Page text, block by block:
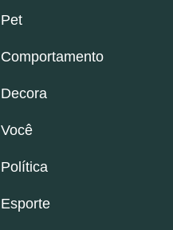
Pet
Comportamento
Decora
Você
Política
Esporte